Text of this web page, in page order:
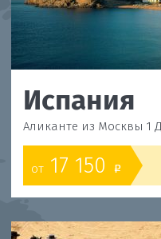
Испания
Аликанте из Москвы 1
от 17 150 o